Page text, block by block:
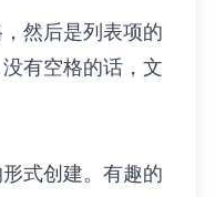
然后是列表项的
有空格的话，文
式创建。有趣的